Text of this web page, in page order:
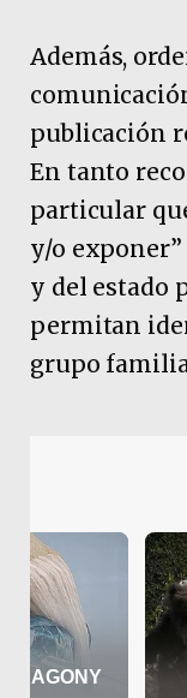
Además,
publicación
En tanto
particular
y/o exponer”
y del estado
permitan
grupo